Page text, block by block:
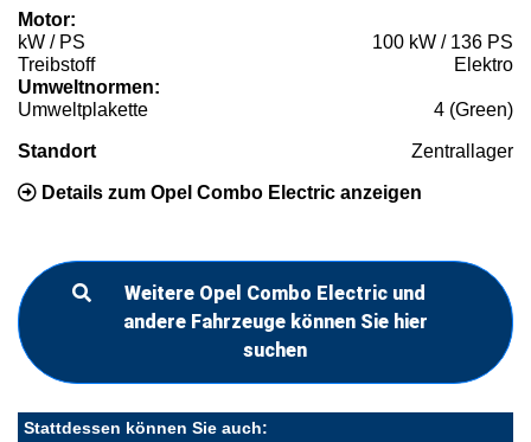
Motor:
kW / PS
100 kW / 136 PS
Treibstoff
Elektro
Umweltnormen:
Umweltplakette
4 (Green)
Standort Zentrallager
Details zum Opel Combo Electric anzeigen
Weitere Opel Combo Electric und
andere Fahrzeuge können Sie hier
suchen
Stattdessen können Sie auch: